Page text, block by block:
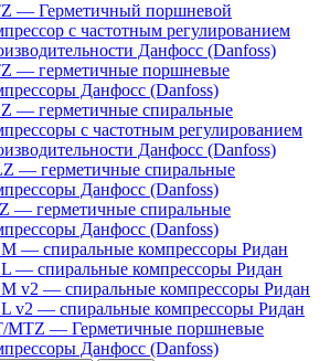
— Герметичный поршневой
с частотным регулированием
Данфосс (Danfoss)
— герметичные поршневые
Данфосс (Danfoss)
— герметичные спиральные
с частотным регулированием
Данфосс (Danfoss)
— герметичные спиральные
Данфосс (Danfoss)
— герметичные спиральные
Данфосс (Danfoss)
— спиральные компрессоры Ридан
— спиральные компрессоры Ридан
v2 — спиральные компрессоры Ридан
v2 — спиральные компрессоры Ридан
MTZ — Герметичные поршневые
Данфосс (Danfoss)